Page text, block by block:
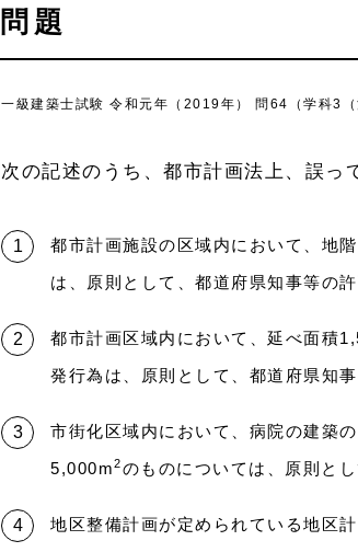
問題
一級建築士試験 令和元年（2019年） 問64（学科3
次の記述のうち、都市計画法上、誤っ
都市計画施設の区域内において、地
は、原則として、都道府県知事等の
都市計画区域内において、延べ面積
発行為は、原則として、都道府県知
市街化区域内において、病院の建築
5,000m2のものについては、原則と
地区整備計画が定められている地区